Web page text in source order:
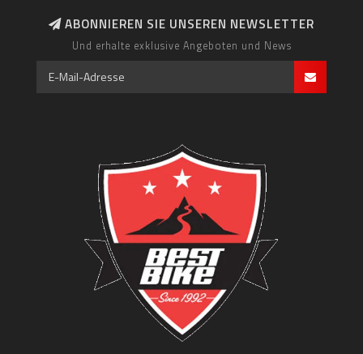
ABONNIEREN SIE UNSEREN NEWSLETTER
Und erhalte exklusive Angeboten und News